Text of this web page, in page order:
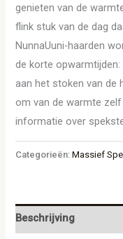
genieten van de
flink stuk van de dag
NunnaUuni-haarden
de korte
aan het stoken van de
om van de warmte
informatie over
Categorieën:Massief
Beschrijving